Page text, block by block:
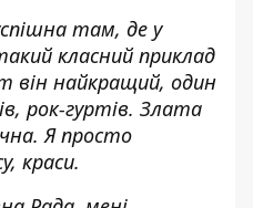
там, де у
класний приклад
він найкращий, один
рок-гуртів. Злата
Я просто
краси.